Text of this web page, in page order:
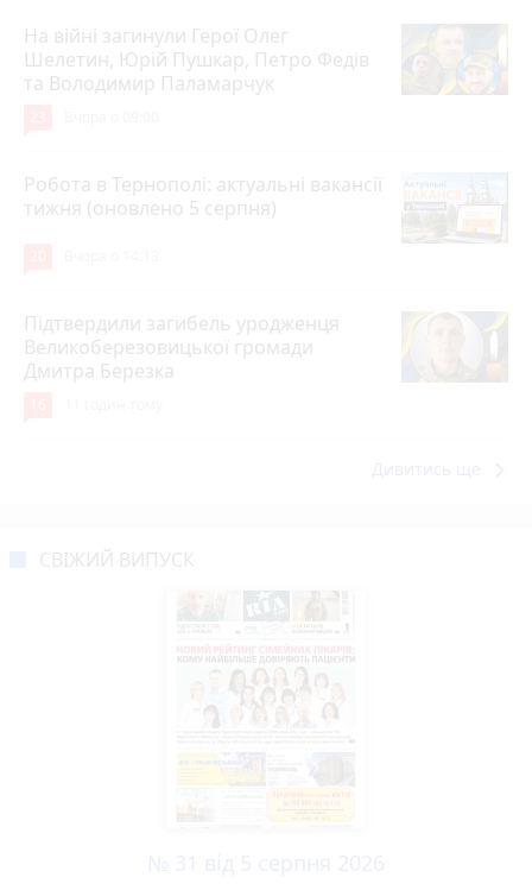
На війні загинули Герої Олег
Шелетин, Юрій Пушкар, Петро Федів
та Володимир Паламарчук
Робота в Тернополі: актуальні вакансії
тижня (оновлено 5 серпня)
Підтвердили загибель уродженця
Великоберезовицької громади
Дмитра Березка